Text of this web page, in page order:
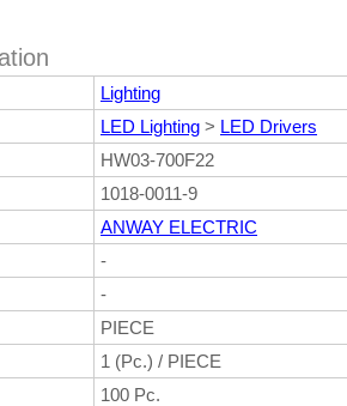
Lighting
LED Lighting > LED Drivers
HW03-700F22
1018-0011-9
ANWAY ELECTRIC
-
-
PIECE
1 (Pc.) / PIECE
100 Pc.